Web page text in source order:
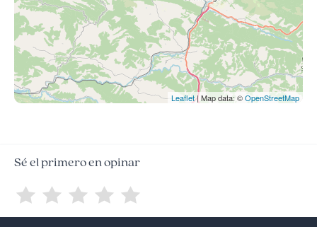
Leaflet| Map data: ©OpenStreetMap
Sé el primero en opinar